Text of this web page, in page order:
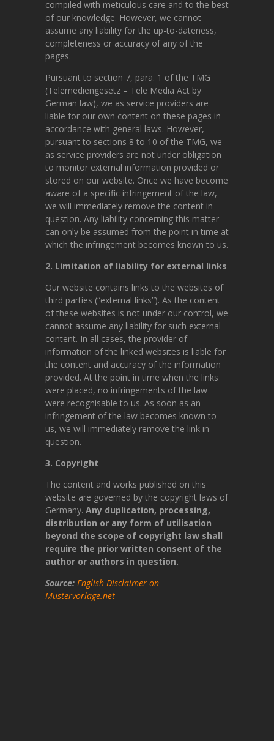
compiled with meticulous care and to the best
of our knowledge. However, we cannot
assume any liability for the up-to-dateness,
completeness or accuracy of any of the
pages.
Pursuant to section 7, para. 1 of the TMG
(Telemediengesetz – Tele Media Act by
German law), we as service providers are
liable for our own content on these pages in
accordance with general laws. However,
pursuant to sections 8 to 10 of the TMG, we
as service providers are not under obligation
to monitor external information provided or
stored on our website. Once we have become
aware of a specific infringement of the law,
we will immediately remove the content in
question. Any liability concerning this matter
can only be assumed from the point in time at
which the infringement becomes known to us.
2. Limitation of liability for external links
Our website contains links to the websites of
third parties (“external links”). As the content
of these websites is not under our control, we
cannot assume any liability for such external
content. In all cases, the provider of
information of the linked websites is liable for
the content and accuracy of the information
provided. At the point in time when the links
were placed, no infringements of the law
were recognisable to us. As soon as an
infringement of the law becomes known to
us, we will immediately remove the link in
question.
3. Copyright
The content and works published on this
website are governed by the copyright laws of
Germany. Any duplication, processing,
distribution or any form of utilisation
beyond the scope of copyright law shall
require the prior written consent of the
author or authors in question.
Source: English Disclaimer on
Mustervorlage.net